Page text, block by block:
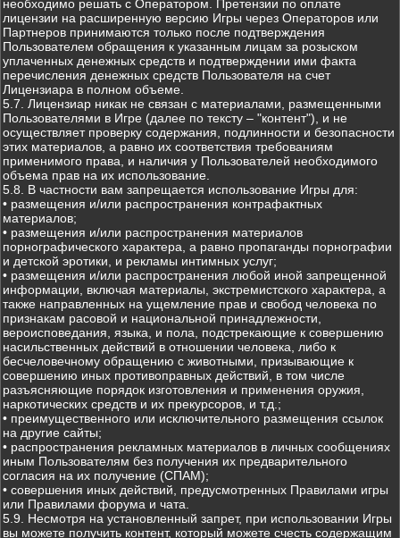
необходимо решать с Оператором. Претензии по оплате
лицензии на расширенную версию Игры через Операторов или
Партнеров принимаются только после подтверждения
Пользователем обращения к указанным лицам за розыском
уплаченных денежных средств и подтверждении ими факта
перечисления денежных средств Пользователя на счет
Лицензиара в полном объеме.
5.7. Лицензиар никак не связан с материалами, размещенными
Пользователями в Игре (далее по тексту – "контент"), и не
осуществляет проверку содержания, подлинности и безопасности
этих материалов, а равно их соответствия требованиям
применимого права, и наличия у Пользователей необходимого
объема прав на их использование.
5.8. В частности вам запрещается использование Игры для:
• размещения и/или распространения контрафактных
материалов;
• размещения и/или распространения материалов
порнографического характера, а равно пропаганды порнографии
и детской эротики, и рекламы интимных услуг;
• размещения и/или распространения любой иной запрещенной
информации, включая материалы, экстремистского характера, а
также направленных на ущемление прав и свобод человека по
признакам расовой и национальной принадлежности,
вероисповедания, языка, и пола, подстрекающие к совершению
насильственных действий в отношении человека, либо к
бесчеловечному обращению с животными, призывающие к
совершению иных противоправных действий, в том числе
разъясняющие порядок изготовления и применения оружия,
наркотических средств и их прекурсоров, и т.д.;
• преимущественного или исключительного размещения ссылок
на другие сайты;
• распространения рекламных материалов в личных сообщениях
иным Пользователям без получения их предварительного
согласия на их получение (СПАМ);
• совершения иных действий, предусмотренных Правилами игры
или Правилами форума и чата.
5.9. Несмотря на установленный запрет, при использовании Игры
вы можете получить контент, который можете счесть содержащим